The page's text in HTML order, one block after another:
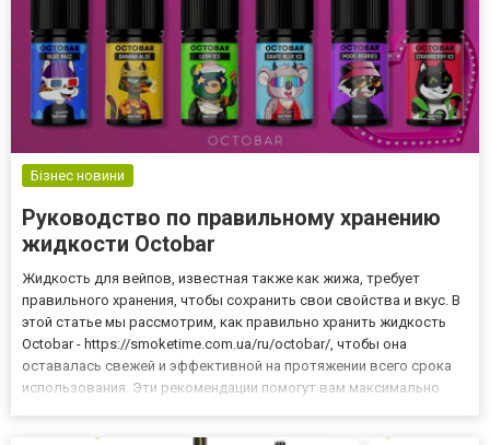
Бізнес новини
Руководство по правильному хранению
жидкости Octobar
Жидкость для вейпов, известная также как жижа, требует
правильного хранения, чтобы сохранить свои свойства и вкус. В
этой статье мы рассмотрим, как правильно хранить жидкость
Octobar - https://smoketime.com.ua/ru/octobar/, чтобы она
оставалась свежей и эффективной на протяжении всего срока
использования. Эти рекомендации помогут вам максимально